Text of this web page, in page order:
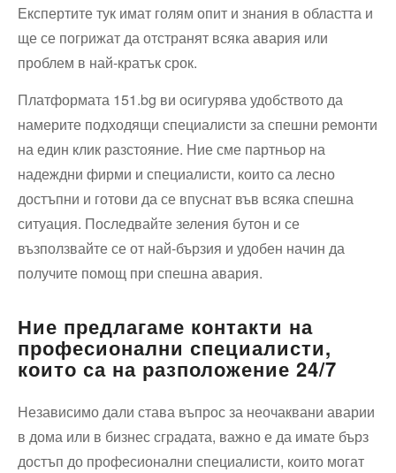
Експертите тук имат голям опит и знания в областта и
ще се погрижат да отстранят всяка авария или
проблем в най-кратък срок.
Платформата 151.bg ви осигурява удобството да
намерите подходящи специалисти за спешни ремонти
на един клик разстояние. Ние сме партньор на
надеждни фирми и специалисти, които са лесно
достъпни и готови да се впуснат във всяка спешна
ситуация. Последвайте зеления бутон и се
възползвайте се от най-бързия и удобен начин да
получите помощ при спешна авария.
Ние предлагаме контакти на
професионални специалисти,
които са на разположение 24/7
Независимо дали става въпрос за неочаквани аварии
в дома или в бизнес сградата, важно е да имате бърз
достъп до професионални специалисти, които могат